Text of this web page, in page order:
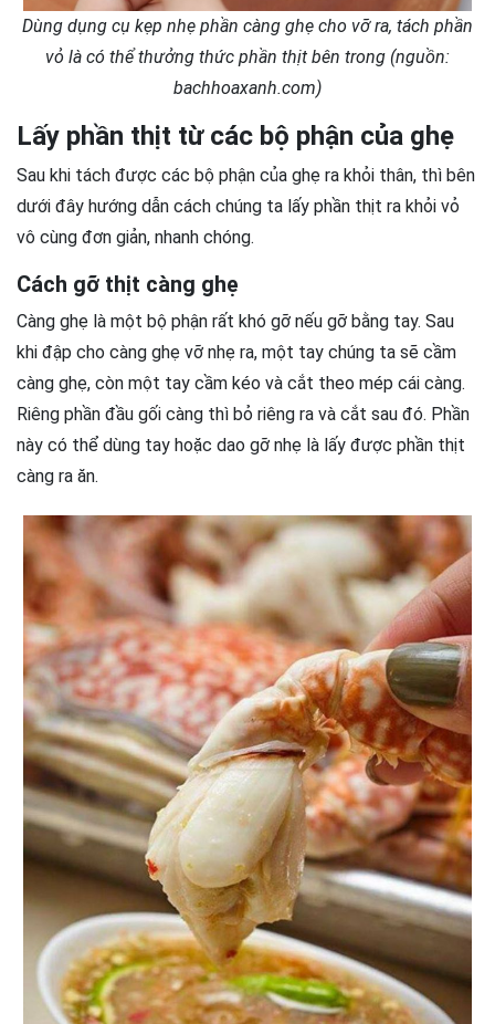
Dùng dụng cụ kẹp nhẹ phần càng ghẹ cho vỡ ra, tách phần
vỏ là có thể thưởng thức phần thịt bên trong (nguồn:
bachhoaxanh.com)
Lấy phần thịt từ các bộ phận của ghẹ
Sau khi tách được các bộ phận của ghẹ ra khỏi thân, thì bên
dưới đây hướng dẫn cách chúng ta lấy phần thịt ra khỏi vỏ
vô cùng đơn giản, nhanh chóng.
Cách gỡ thịt càng ghẹ
Càng ghẹ là một bộ phận rất khó gỡ nếu gỡ bằng tay. Sau
khi đập cho càng ghẹ vỡ nhẹ ra, một tay chúng ta sẽ cầm
càng ghẹ, còn một tay cầm kéo và cắt theo mép cái càng.
Riêng phần đầu gối càng thì bỏ riêng ra và cắt sau đó. Phần
này có thể dùng tay hoặc dao gỡ nhẹ là lấy được phần thịt
càng ra ăn.